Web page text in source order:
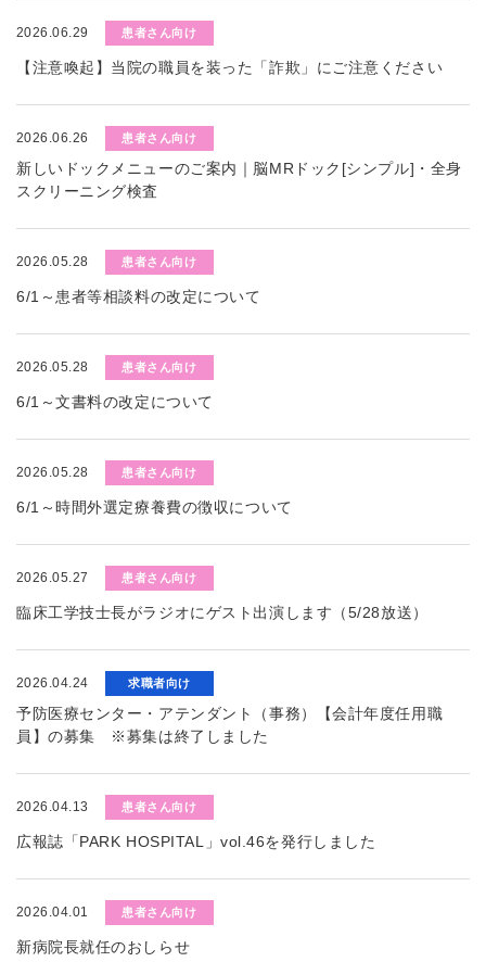
2026.06.29 患者さん向け
【注意喚起】当院の職員を装った「詐欺」にご注意ください
2026.06.26 患者さん向け
新しいドックメニューのご案内｜脳MRドック[シンプル]・全身
スクリーニング検査
2026.05.28 患者さん向け
6/1～患者等相談料の改定について
2026.05.28 患者さん向け
6/1～文書料の改定について
2026.05.28 患者さん向け
6/1～時間外選定療養費の徴収について
2026.05.27 患者さん向け
臨床工学技士長がラジオにゲスト出演します（5/28放送）
2026.04.24 求職者向け
予防医療センター・アテンダント（事務）【会計年度任用職
員】の募集 ※募集は終了しました
2026.04.13 患者さん向け
広報誌「PARK HOSPITAL」vol.46を発行しました
2026.04.01 患者さん向け
新病院長就任のおしらせ